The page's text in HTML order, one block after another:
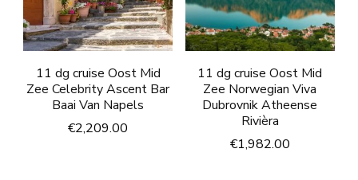
11 dg cruise Oost Mid
Zee Celebrity Ascent Bar
Baai Van Napels
€2,209.00
11 dg cruise Oost Mid
Zee Norwegian Viva
Dubrovnik Atheense
Rivièra
€1,982.00